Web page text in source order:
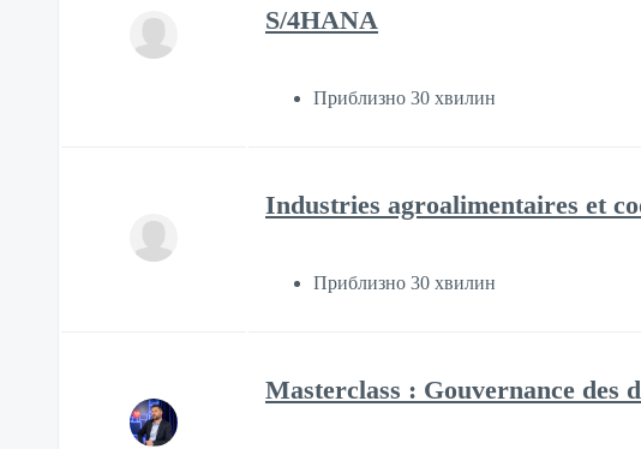
S/4HANA
Приблизно 30 хвилин
Industries agroalimentaires et
Приблизно 30 хвилин
Masterclass : Gouvernance des